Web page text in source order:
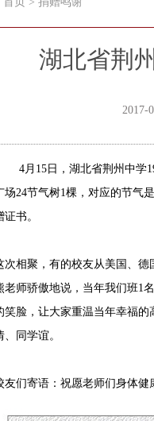
湖北省荆
2017-
4月15日，湖北省荆州中学
场24节气树1棵，对应的节气
书。
聚，有的校友从美国、德
老师骄傲地说，当年我们班1
笑脸，让大家重温当年幸福
、同学谊。
寄语：祝愿老师们身体健